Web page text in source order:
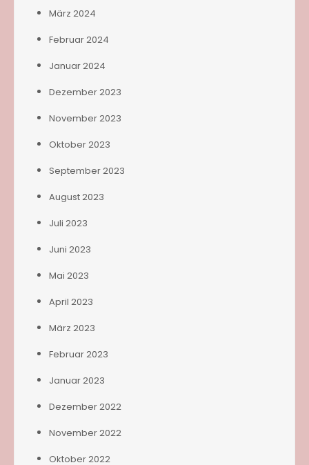
März 2024
Februar 2024
Januar 2024
Dezember 2023
November 2023
Oktober 2023
September 2023
August 2023
Juli 2023
Juni 2023
Mai 2023
April 2023
März 2023
Februar 2023
Januar 2023
Dezember 2022
November 2022
Oktober 2022